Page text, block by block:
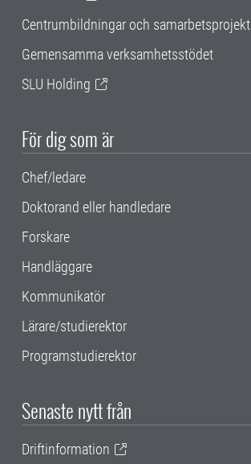
Centrumbildningar och samarbetsprojekt
Gemensamma verksamhetsstödet
SLU Holding
För dig som är
Chef/ledare
Doktorand eller handledare
Forskare
Handläggare
Kommunikatör
Lärare/studierektor
Programstudierektor
Senaste nytt från
Driftinformation